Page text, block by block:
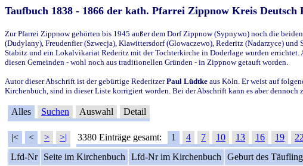
Taufbuch 1838 - 1866 der kath. Pfarrei Zippnow Kreis Deutsch
Zur Pfarrei Zippnow gehörten bis 1945 außer dem Dorf Zippnow (Sypnywo) noch die
(Dudylany), Freudenfier (Szwecja), Klawittersdorf (Glowaczewo), Rederitz (Nadarzyce)
Stabitz und ein Lokalvikariat Rederitz mit der Tochterkirche in Doderlage wurden errichtet.
diesen Gemeinden - wohl noch aus traditionellen Gründen - in Zippnow getauft worden.
Autor dieser Abschrift ist der gebürtige RederitzerPaul Lüdtke aus Köln. Er weist auf
Kirchenbuch, sind in dieser Liste korrigiert worden. Bei der Abschrift kann es aber
Alles Suchen Auswahl Detail
|< < > >| 3380 Einträge gesamt: 1 4 7 10 13 16 19 22
Lfd-Nr
Seite im Kirchenbuch Lfd-Nr im Kirchenbuch Geburt des